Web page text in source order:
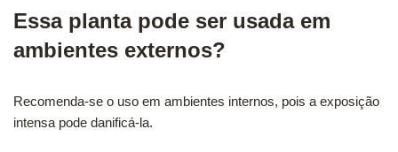
Essa planta pode ser usada em
ambientes externos?
Recomenda-se o uso em ambientes internos, pois a exposição
intensa pode danificá-la.